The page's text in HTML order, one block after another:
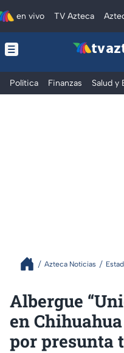
en vivo TV Azteca
tv
Política Finanzas Salud y
Azteca Noticias
Albergue
en
por presunta